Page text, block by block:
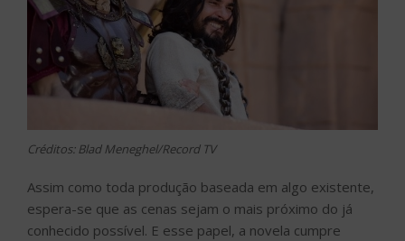
Créditos: Blad Meneghel/Record TV
Assim como toda produção baseada em algo existente,
espera-se que as cenas sejam o mais próximo do já
conhecido possível. E esse papel, a novela cumpre